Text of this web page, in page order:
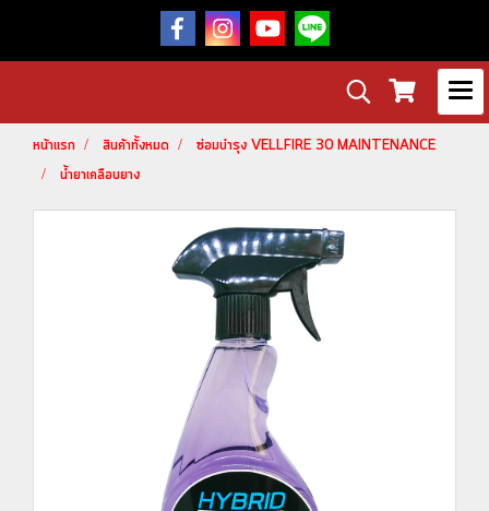
หน้าแรก สินค้าทั้งหมด
ซ่อมบำรุง VELLFIRE 30 MAINTENANCE
น้ำยาเคลือบยาง